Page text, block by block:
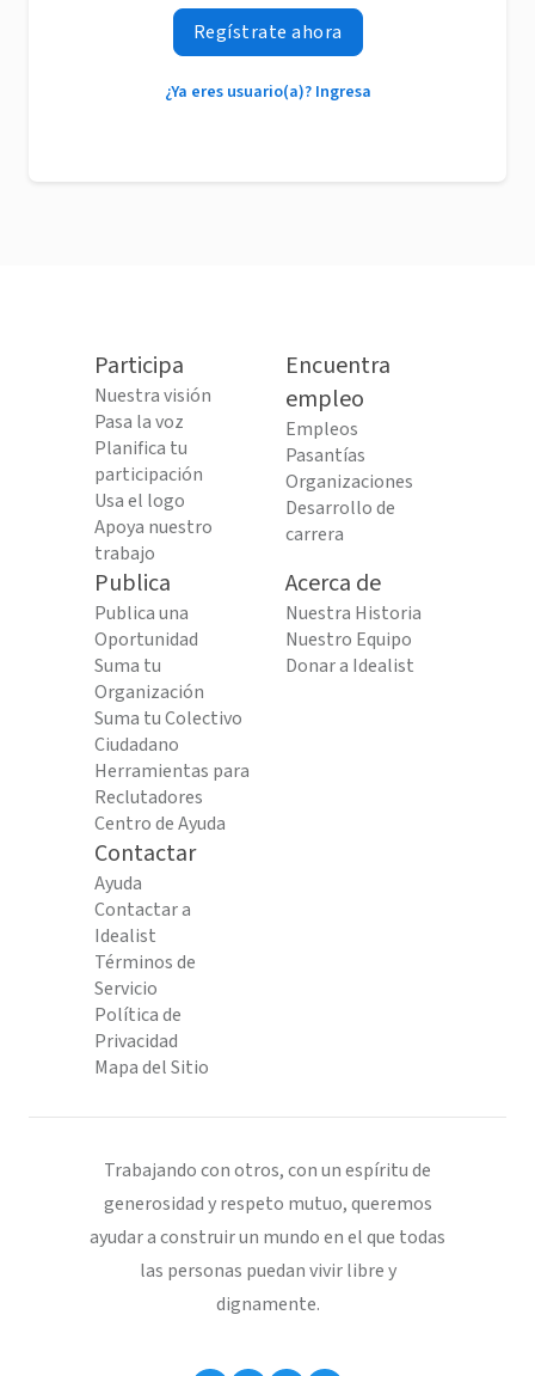
Regístrate ahora
¿Ya eres usuario(a)? Ingresa
Participa
Nuestra visión
Pasa la voz
Planifica tu
participación
Usa el logo
Apoya nuestro
trabajo
Encuentra
empleo
Empleos
Pasantías
Organizaciones
Desarrollo de
carrera
Publica
Publica una
Oportunidad
Suma tu
Organización
Suma tu Colectivo
Ciudadano
Herramientas para
Reclutadores
Centro de Ayuda
Acerca de
Nuestra Historia
Nuestro Equipo
Donar a Idealist
Contactar
Ayuda
Contactar a
Idealist
Términos de
Servicio
Política de
Privacidad
Mapa del Sitio
Trabajando con otros, con un espíritu de
generosidad y respeto mutuo, queremos
ayudar a construir un mundo en el que todas
las personas puedan vivir libre y
dignamente.